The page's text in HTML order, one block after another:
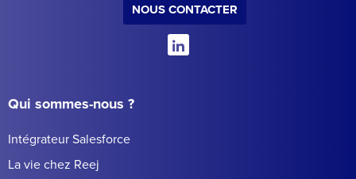
NOUS CONTACTER
Qui sommes-nous ?
Intégrateur Salesforce
La vie chez Reej